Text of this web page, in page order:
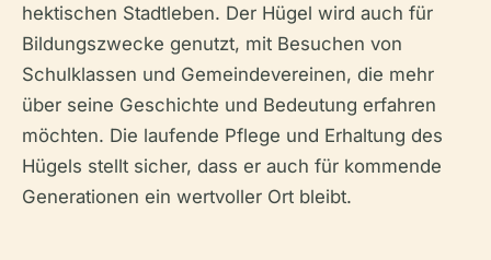
hektischen Stadtleben. Der Hügel wird auch für
Bildungszwecke genutzt, mit Besuchen von
Schulklassen und Gemeindevereinen, die mehr
über seine Geschichte und Bedeutung erfahren
möchten. Die laufende Pflege und Erhaltung des
Hügels stellt sicher, dass er auch für kommende
Generationen ein wertvoller Ort bleibt.